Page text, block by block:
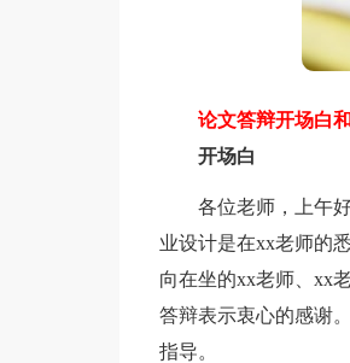
论文答辩开场白和
开场白
各位老师，上午好
业设计是在xx老师的
向在坐的xx老师、xx
答辩表示衷心的感谢
指导。